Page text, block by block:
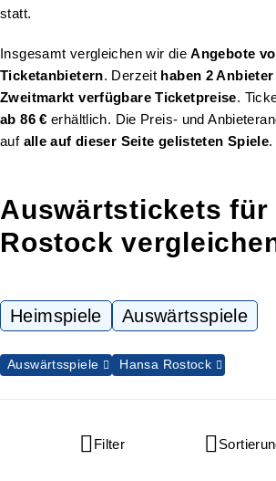
statt.
Insgesamt vergleichen wir dieAngebote
Ticketanbietern. Derzeit haben 2
Zweitmarkt verfügbare Ticketpreise.
ab 86 € erhältlich. Die Preis- und
auf alle auf dieser Seite gelisteten Spiele.
Auswärtstickets für
Rostock
Heimspiele Auswärtsspiele
Filter
Auswärtsspiele Hansa Rostock